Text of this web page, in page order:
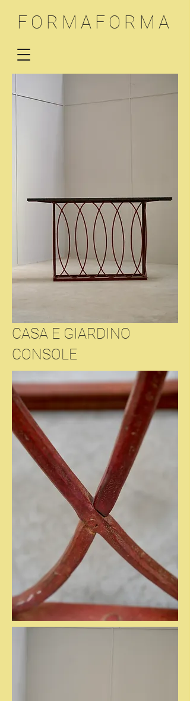
FORMAFORMA
CASA E GIARDINO
CONSOLE